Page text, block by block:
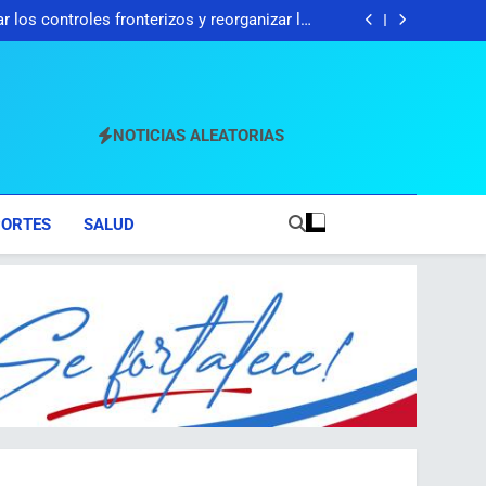
mercados binacionales
indocumentados en 22 meses, pasó de 235
agentes a 1,272
intercepta migrantes indocumentados y
en 22 meses, pasó de 235
NOTICIAS ALEATORIAS
SALUD